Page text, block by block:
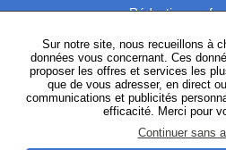
Réduction
Satisfaction
SUIVEZ-
Sur notre site, nous recueillons à
données vous concernant. Ces
proposer les offres et services les
que de vous adresser, en direct
communications et publicités
efficacité. Merci pour
Continuer sans